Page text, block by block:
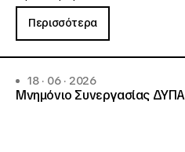
Περισσότερα
18 · 06 · 2026
Μνημόνιο Συνεργασίας